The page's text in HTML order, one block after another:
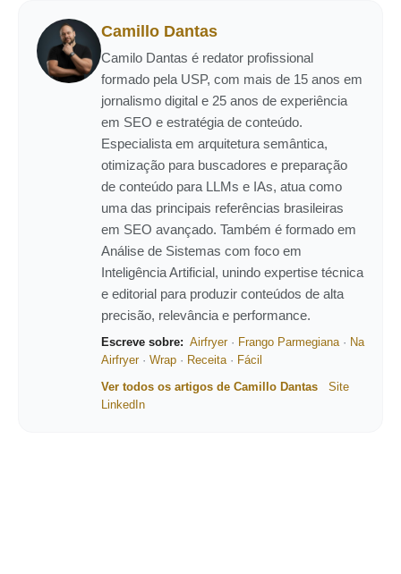
Camillo Dantas
Camilo Dantas é redator profissional
formado pela USP, com mais de 15 anos em
jornalismo digital e 25 anos de experiência
em SEO e estratégia de conteúdo.
Especialista em arquitetura semântica,
otimização para buscadores e preparação
de conteúdo para LLMs e IAs, atua como
uma das principais referências brasileiras
em SEO avançado. Também é formado em
Análise de Sistemas com foco em
Inteligência Artificial, unindo expertise técnica
e editorial para produzir conteúdos de alta
precisão, relevância e performance.
Escreve sobre: Airfryer· Frango Parmegiana· Na
Airfryer· Wrap · Receita· Fácil
Ver todos os artigos de Camillo Dantas
Site
LinkedIn